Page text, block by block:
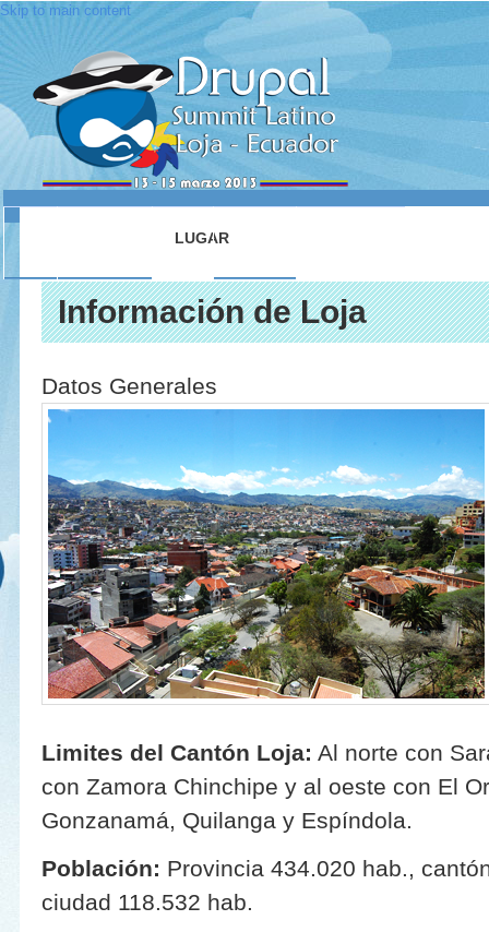
Skip to main content
LUGAR
Información de Loja
Datos Generales
Limites del Cantón Loja: Al norte con
con Zamora Chinchipe y al oeste con El
Gonzanamá, Quilanga y Espíndola.
Población: Provincia 434.020 hab.,
ciudad 118.532 hab.